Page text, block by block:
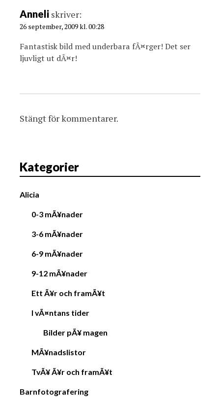
Anneli skriver:
26 september, 2009 kl. 00:28
Fantastisk bild med underbara fÃ¤rger! Det ser
ljuvligt ut dÃ¤r!
Stängt för kommentarer.
Kategorier
Alicia
0-3 mÃ¥nader
3-6 mÃ¥nader
6-9 mÃ¥nader
9-12 mÃ¥nader
Ett Ã¥r och framÃ¥t
I vÃ¤ntans tider
Bilder pÃ¥ magen
MÃ¥nadslistor
TvÃ¥ Ã¥r och framÃ¥t
Barnfotografering